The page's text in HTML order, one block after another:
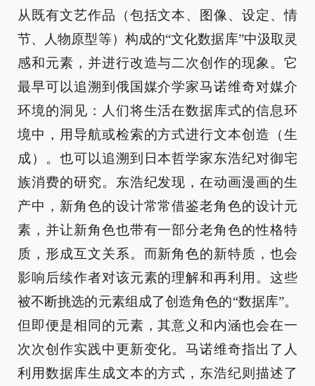
从既有文艺作品（包括文本、图像、设定、情
节、人物原型等）构成的“文化数据库”中汲取灵
感和元素，并进行改造与二次创作的现象。它
最早可以追溯到俄国媒介学家马诺维奇对媒介
环境的洞见：人们将生活在数据库式的信息环
境中，用导航或检索的方式进行文本创造（生
成）。也可以追溯到日本哲学家东浩纪对御宅
族消费的研究。东浩纪发现，在动画漫画的生
产中，新角色的设计常常借鉴老角色的设计元
素，并让新角色也带有一部分老角色的性格特
质，形成互文关系。而新角色的新特质，也会
影响后续作者对该元素的理解和再利用。这些
被不断挑选的元素组成了创造角色的“数据库”。
但即便是相同的元素，其意义和内涵也会在一
次次创作实践中更新变化。马诺维奇指出了人
利用数据库生成文本的方式，东浩纪则描述了